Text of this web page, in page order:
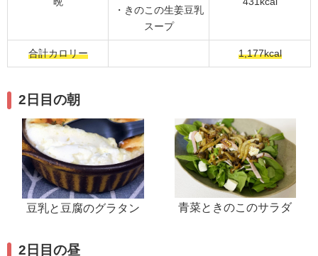
・きのこの生姜豆乳
スープ
合計カロリー 1,177kcal
2日目の朝
豆乳と豆腐のグラタン 青菜ときのこのサラダ
2日目の昼